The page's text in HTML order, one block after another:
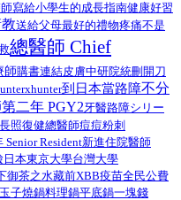
寫給小學生的成長指南健康好習
送給父母最好的禮物疼痛不是
總醫師 Chief
師購書連結皮膚中研院統刪 開刀
到日本當路障不分
二年 PGY2牙醫路障シリー
長照復健總醫師痘痘粉刺
Senior Resident新進住院醫師
日本東京大學台灣大學
御茶之水藏前XBB疫苗全民公費
玉子燒鍋料理鍋平底鍋一塊錢